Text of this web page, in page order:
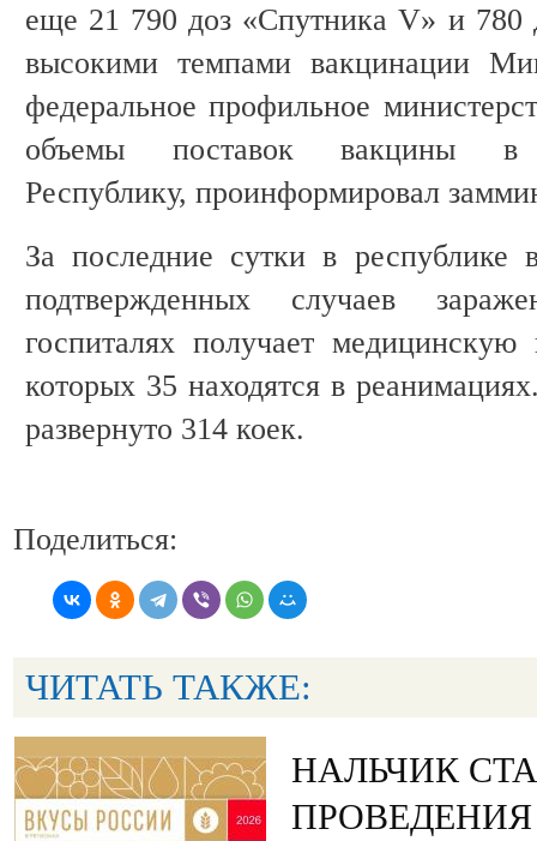
еще 21 790 доз «Спутника V» и 780
высокими темпами вакцинации
федеральное профильное
объемы поставок вакцины в
Республику, проинформировал
За последние сутки в республике
подтвержденных случаев
госпиталях получает
которых 35 находятся в
развернуто 314 коек.
Поделиться:
ЧИТАТЬ ТАКЖЕ:
НАЛЬЧИК
ПРОВЕДЕНИЯ